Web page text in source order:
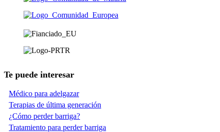
Te puede interesar
Médico para adelgazar
Terapias de última generación
¿Cómo perder barriga?
Tratamiento para perder barriga